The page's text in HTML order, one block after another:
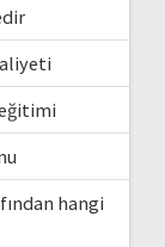
hangi